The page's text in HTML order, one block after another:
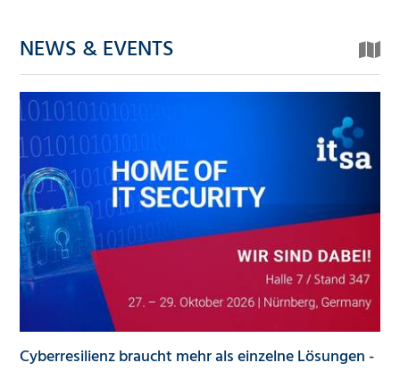
NEWS & EVENTS
Cyberresilienz braucht mehr als einzelne Lösungen -